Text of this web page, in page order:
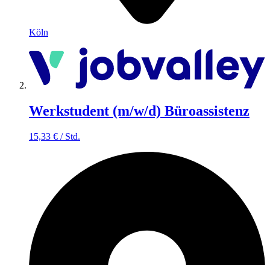
Köln
Werkstudent (m/w/d) Büroassistenz
15,33 € / Std.